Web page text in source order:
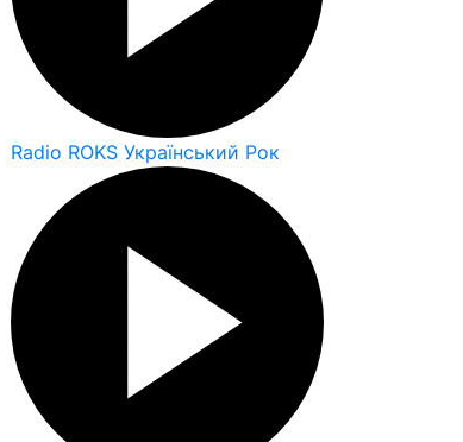
Radio ROKS Український Рок